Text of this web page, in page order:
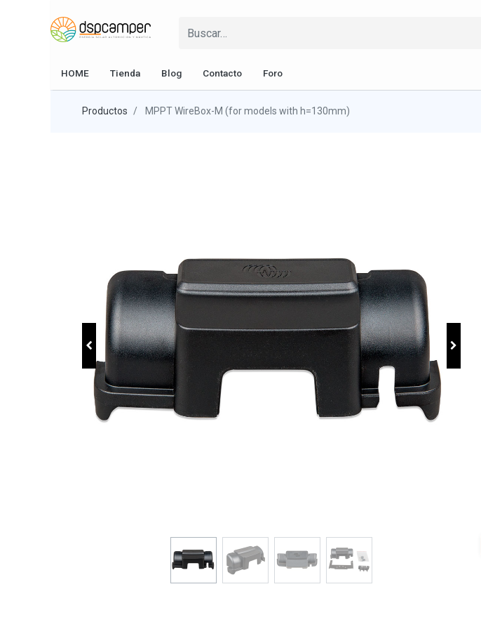
HOME Tienda Blog Contacto Foro
Productos MPPT WireBox-M (for models with h=130mm)